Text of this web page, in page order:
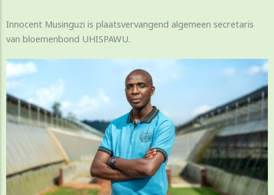
Innocent Musinguzi is plaatsvervangend algemeen secretaris
van bloemenbond UHISPAWU.